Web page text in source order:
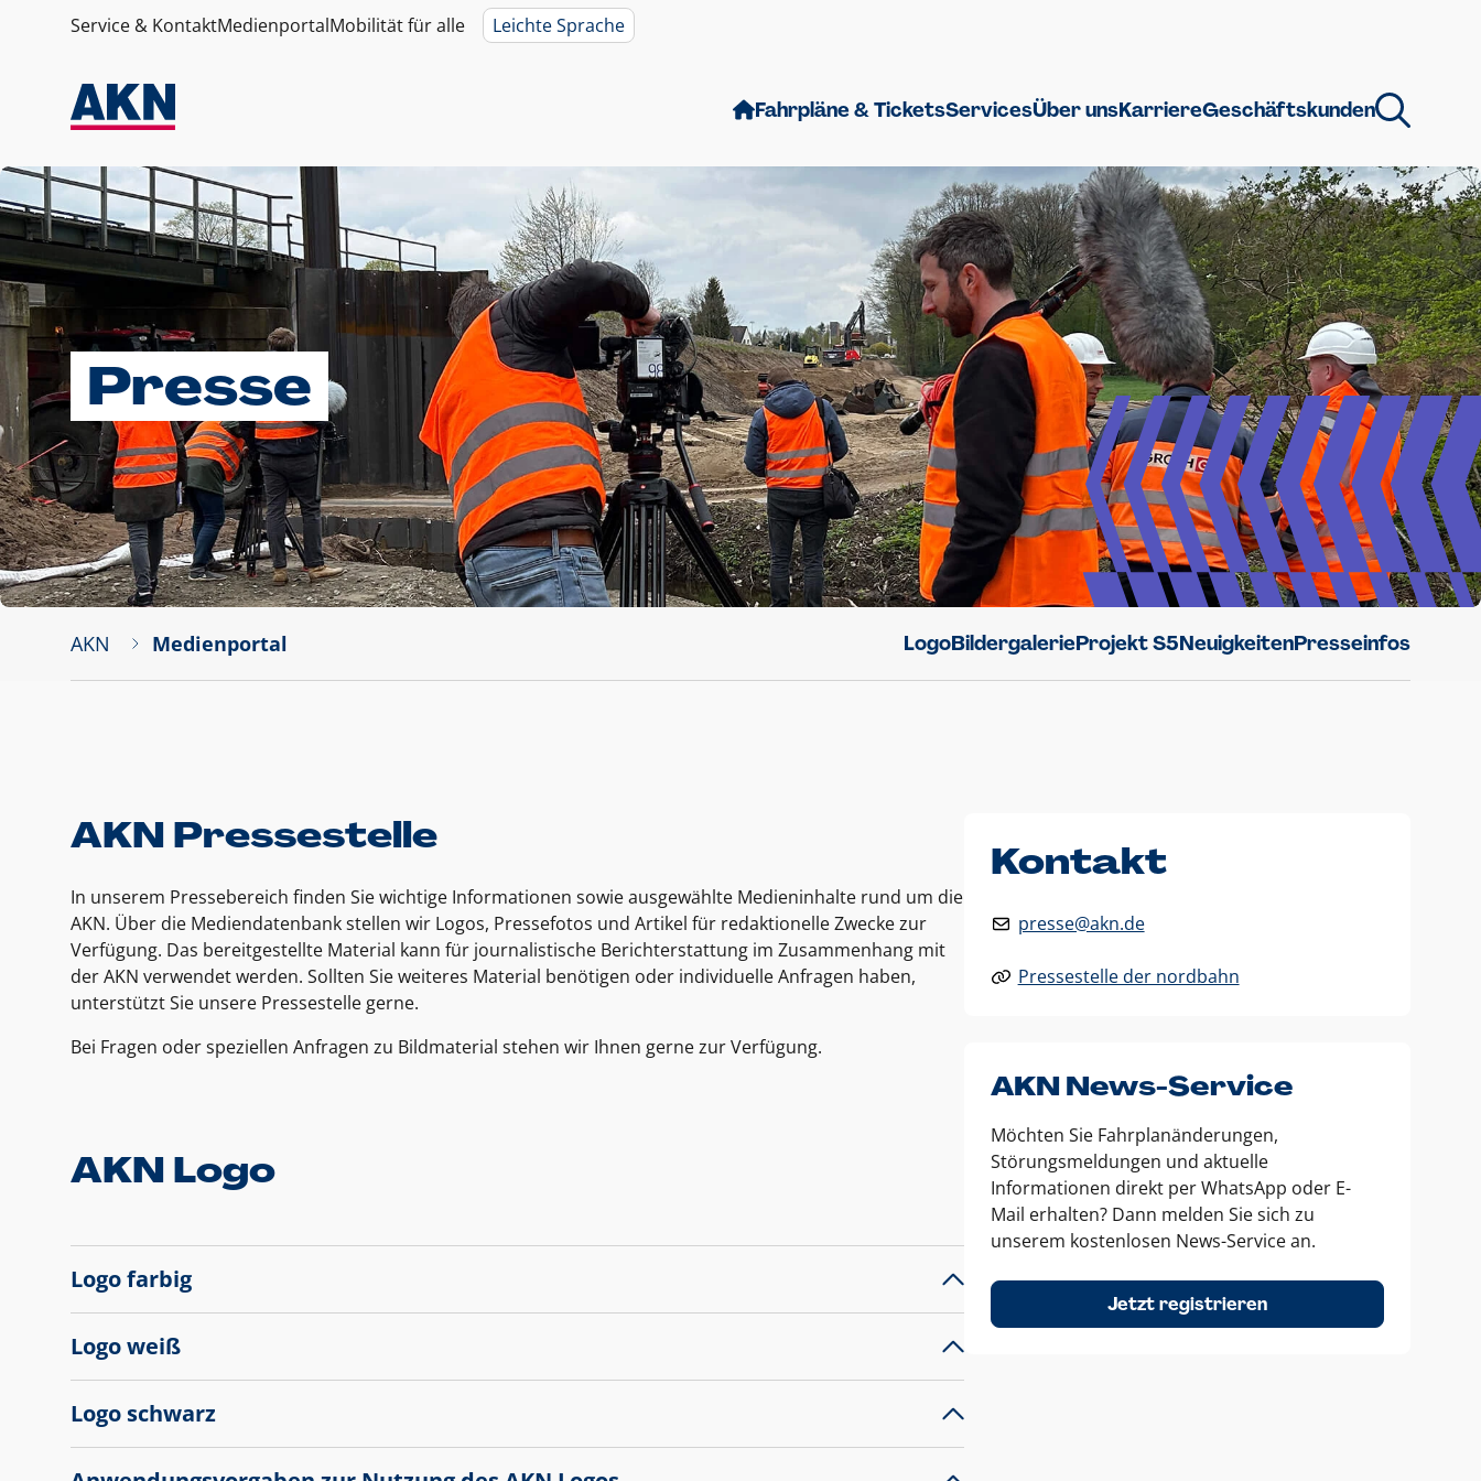
Service & KontaktMedienportalMobilität für alle Leichte Sprache
Fahrpläne & TicketsServicesÜber unsKarriereGeschäftskunden
Presse
AKN Medienportal LogoBildergalerieProjekt S5NeuigkeitenPresseinfos
AKN Pressestelle
In unserem Pressebereich finden Sie wichtige Informationen sowie ausgewählte Medieninhalte rund um die
AKN. Über die Mediendatenbank stellen wir Logos, Pressefotos und Artikel für redaktionelle Zwecke zur
Verfügung. Das bereitgestellte Material kann für journalistische Berichterstattung im Zusammenhang mit
der AKN verwendet werden. Sollten Sie weiteres Material benötigen oder individuelle Anfragen haben,
unterstützt Sie unsere Pressestelle gerne.
Bei Fragen oder speziellen Anfragen zu Bildmaterial stehen wir Ihnen gerne zur Verfügung.
AKN Logo
Logo farbig
Logo weiß
Logo schwarz
Kontakt
presse@akn.de
Pressestelle der nordbahn
AKN News-Service
Möchten Sie Fahrplanänderungen,
Störungsmeldungen und aktuelle
Informationen direkt per WhatsApp oder E-
Mail erhalten? Dann melden Sie sich zu
unserem kostenlosen News-Service an.
Jetzt registrieren